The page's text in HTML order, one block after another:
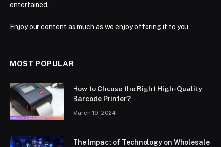
entertained.
Enjoy our content as much as we enjoy offering it to you
MOST POPULAR
How to Choose the Right High-Quality
Barcode Printer?
March 19, 2024
The Impact of Technology on Wholesale